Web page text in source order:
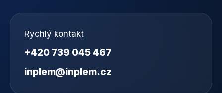
Rychlý kontakt
+420 739 045 467
inplem@inplem.cz